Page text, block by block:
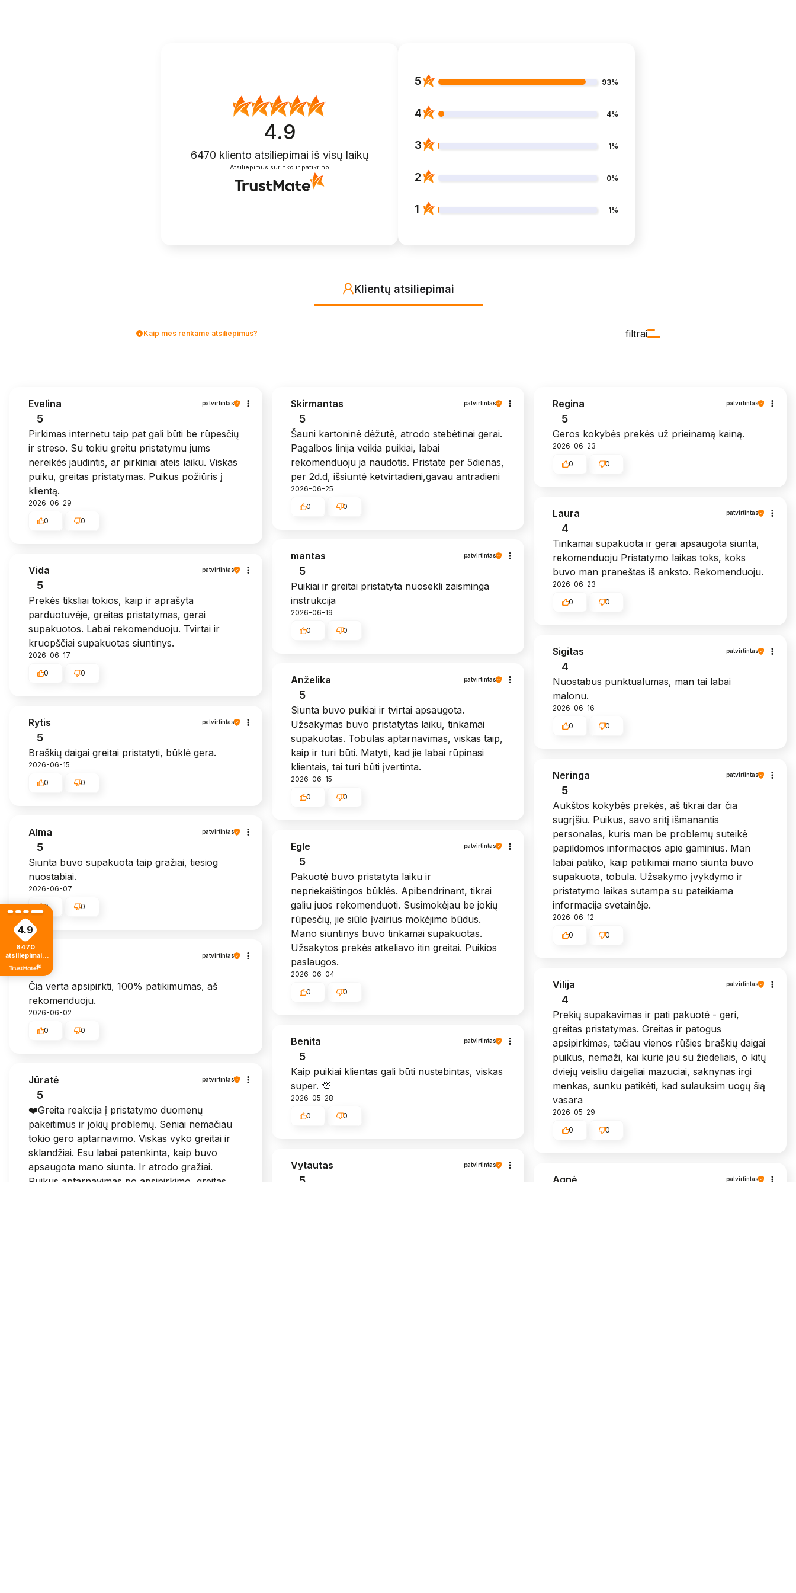
4.9
6470 kliento atsiliepimai iš visų laikų
Atsiliepimus surinko ir patikrino
5 93%
4 4%
3 1%
2 0%
1 1%
Klientų atsiliepimai
filtrai
Kaip mes renkame atsiliepimus?
Evelina patvirtintas
5
Pirkimas internetu taip pat gali būti be rūpesčių
ir streso. Su tokiu greitu pristatymu jums
nereikės jaudintis, ar pirkiniai ateis laiku. Viskas
puiku, greitas pristatymas. Puikus požiūris į
klientą.
2026-06-29
0 0
Skirmantas patvirtintas
5
Šauni kartoninė dėžutė, atrodo stebėtinai gerai.
Pagalbos linija veikia puikiai, labai
rekomenduoju ja naudotis. Pristate per 5dienas,
per 2d.d, išsiuntė ketvirtadieni,gavau antradieni
2026-06-25
0 0
Regina patvirtintas
5
Geros kokybės prekės už prieinamą kainą.
2026-06-23
0 0
Laura patvirtintas
4
Tinkamai supakuota ir gerai apsaugota siunta,
rekomenduoju Pristatymo laikas toks, koks
buvo man praneštas iš anksto. Rekomenduoju.
2026-06-23
0 0
mantas patvirtintas
5
Puikiai ir greitai pristatyta nuosekli zaisminga
instrukcija
2026-06-19
0 0
Vida patvirtintas
5
Prekės tiksliai tokios, kaip ir aprašyta
parduotuvėje, greitas pristatymas, gerai
supakuotos. Labai rekomenduoju. Tvirtai ir
kruopščiai supakuotas siuntinys.
2026-06-17
0 0
Sigitas patvirtintas
4
Nuostabus punktualumas, man tai labai
malonu.
2026-06-16
0 0
Anželika patvirtintas
5
Siunta buvo puikiai ir tvirtai apsaugota.
Užsakymas buvo pristatytas laiku, tinkamai
supakuotas. Tobulas aptarnavimas, viskas taip,
kaip ir turi būti. Matyti, kad jie labai rūpinasi
klientais, tai turi būti įvertinta.
2026-06-15
0 0
Rytis patvirtintas
5
Braškių daigai greitai pristatyti, būklė gera.
2026-06-15
0 0
Neringa patvirtintas
5
Aukštos kokybės prekės, aš tikrai dar čia
sugrįšiu. Puikus, savo sritį išmanantis
personalas, kuris man be problemų suteikė
papildomos informacijos apie gaminius. Man
labai patiko, kaip patikimai mano siunta buvo
supakuota, tobula. Užsakymo įvykdymo ir
pristatymo laikas sutampa su pateikiama
informacija svetainėje.
2026-06-12
0 0
Alma patvirtintas
5
Siunta buvo supakuota taip gražiai, tiesiog
nuostabiai.
2026-06-07
0 0
Egle patvirtintas
5
Pakuotė buvo pristatyta laiku ir
nepriekaištingos būklės. Apibendrinant, tikrai
galiu juos rekomenduoti. Susimokėjau be jokių
rūpesčių, jie siūlo įvairius mokėjimo būdus.
Mano siuntinys buvo tinkamai supakuotas.
Užsakytos prekės atkeliavo itin greitai. Puikios
paslaugos.
2026-06-04
0 0
Zita patvirtintas
5
Čia verta apsipirkti, 100% patikimumas, aš
rekomenduoju.
2026-06-02
0 0
Vilija patvirtintas
4
Prekių supakavimas ir pati pakuotė - geri,
greitas pristatymas. Greitas ir patogus
apsipirkimas, tačiau vienos rūšies braškių daigai
puikus, nemaži, kai kurie jau su žiedeliais, o kitų
dviejų veisliu daigeliai mazuciai, saknynas irgi
menkas, sunku patikėti, kad sulauksim uogų šią
vasara
2026-05-29
0 0
Benita patvirtintas
5
Kaip puikiai klientas gali būti nustebintas, viskas
super. 💯
2026-05-28
0 0
Jūratė patvirtintas
5
❤️Greita reakcija į pristatymo duomenų
pakeitimus ir jokių problemų. Seniai nemačiau
tokio gero aptarnavimo. Viskas vyko greitai ir
sklandžiai. Esu labai patenkinta, kaip buvo
apsaugota mano siunta. Ir atrodo gražiai.
Puikus aptarnavimas po apsipirkimo, greitas
Vytautas patvirtintas
5 Agnė patvirtintas
4.9
6470
atsiliepimais
iš visų laikų